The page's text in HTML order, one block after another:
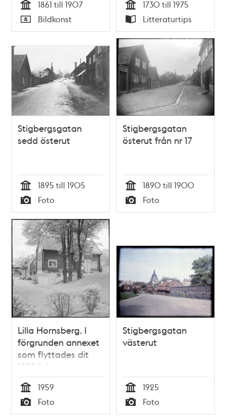
Tid
1861 till 1907
Typ
Bildkonst Tid
1730 till 1975
Typ
Litteraturtips
Stigbergsgatan
sedd österut
Tid
1895 till 1905
Typ
Foto
Stigbergsgatan
österut från nr 17
Tid
1890 till 1900
Typ
Foto
Lilla Hornsberg. I
förgrunden annexet
som flyttades dit
1953 från
Stigbergsgatan 22
Tid
1959
Typ
Foto
Stigbergsgatan
västerut
Tid
1925
Typ
Foto